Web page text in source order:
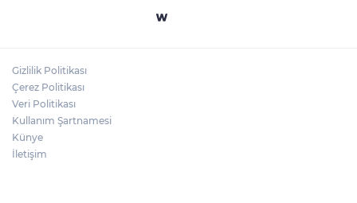
Gizlilik Politikası
Çerez Politikası
Veri Politikası
Kullanım Şartnamesi
Künye
İletişim